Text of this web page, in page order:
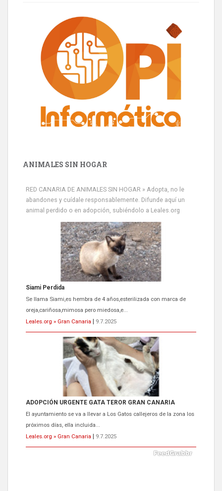
ANIMALES SIN HOGAR
RED CANARIA DE ANIMALES SIN HOGAR » Adopta, no le
abandones y cuídale responsablemente. Difunde aquí un
animal perdido o en adopción, subiéndolo a Leales.org
Siami Perdida
Se llama Siami,es hembra de 4 años,esterilizada con marca de
oreja,cariñosa,mimosa pero miedosa,e...
Leales.org » Gran Canaria
9.7.2025
ADOPCIÓN URGENTE GATA TEROR GRAN CANARIA
El ayuntamiento se va a llevar a Los Gatos callejeros de la zona los
próximos días, ella incluida...
Leales.org » Gran Canaria
9.7.2025